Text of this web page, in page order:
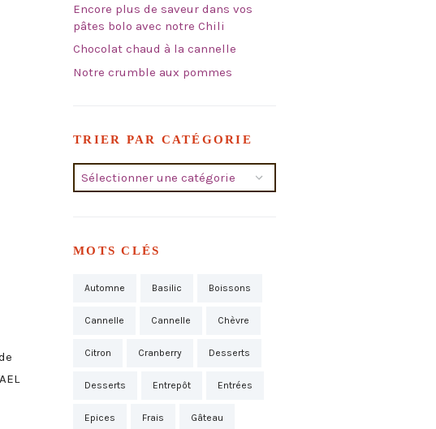
Encore plus de saveur dans vos
pâtes bolo avec notre Chili
Chocolat chaud à la cannelle
Notre crumble aux pommes
TRIER PAR CATÉGORIE
Trier
par
MOTS CLÉS
Automne Basilic Boissons
Cannelle Cannelle Chèvre
Citron Cranberry Desserts
Desserts Entrepôt Entrées
Epices Frais Gâteau